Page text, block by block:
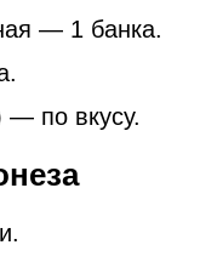
— 1 банка.
— по вкусу.